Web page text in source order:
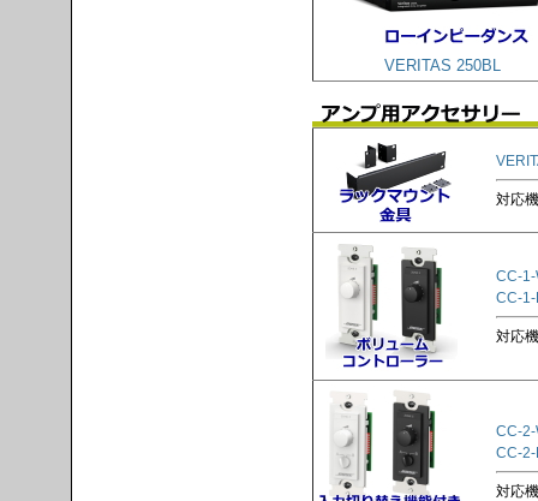
VERITAS 250BL
対応
CC-1-
CC-1-
対応
CC-2-
CC-2-
対応